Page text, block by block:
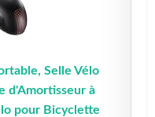
Selle Vélo
d'Amortisseur à
pour Bicyclette